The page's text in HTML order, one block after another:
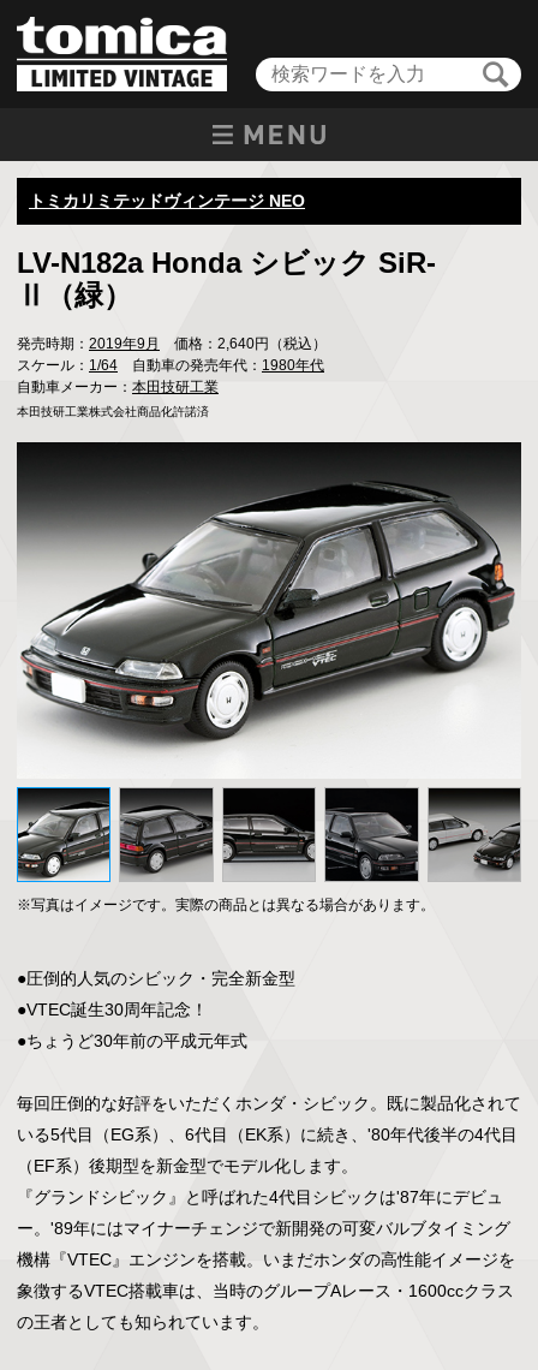
トミカリミテッドヴィンテージ NEO
LV-N182a Honda シビック SiR-
Ⅱ（緑）
発売時期： 2019年9月
価格：2,640円（税込）
スケール： 1/64 自動車の発売年代： 1980年代
自動車メーカー： 本田技研工業
本田技研工業株式会社商品化許諾済
※写真はイメージです。実際の商品とは異なる場合があります。
●圧倒的人気のシビック・完全新金型
●VTEC誕生30周年記念！
●ちょうど30年前の平成元年式
毎回圧倒的な好評をいただくホンダ・シビック。既に製品化されて
いる5代目（EG系）、6代目（EK系）に続き、'80年代後半の4代目
（EF系）後期型を新金型でモデル化します。
『グランドシビック』と呼ばれた4代目シビックは'87年にデビュ
ー。'89年にはマイナーチェンジで新開発の可変バルブタイミング
機構『VTEC』エンジンを搭載。いまだホンダの高性能イメージを
象徴するVTEC搭載車は、当時のグループAレース・1600ccクラス
の王者としても知られています。